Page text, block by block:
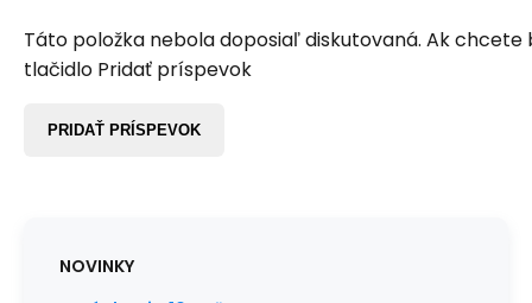
Táto položka nebola doposiaľ diskutovaná. Ak chcete
tlačidlo Pridať príspevok
PRIDAŤ PRÍSPEVOK
NOVINKY